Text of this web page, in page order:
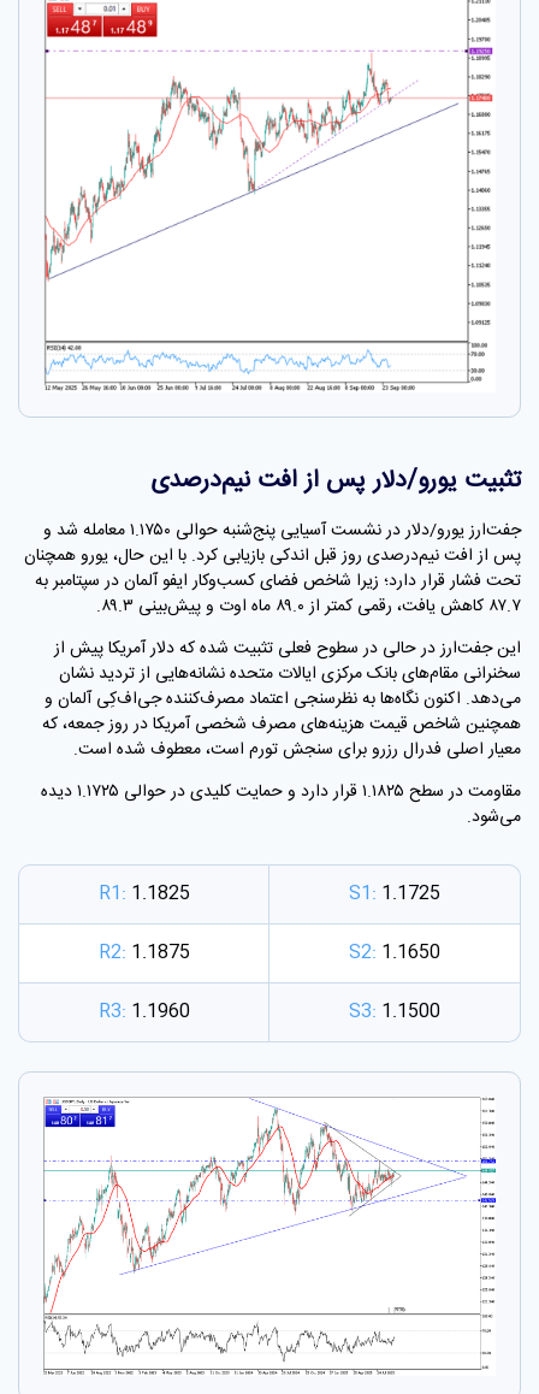
تثبیت یورو/دلار پس از افت نیم‌درصدی
جفت‌ارز یورو/دلار در نشست آسیایی پنج‌شنبه حوالی ۱.۱۷۵۰ معامله شد و
پس از افت نیم‌درصدی روز قبل اندکی بازیابی کرد. با این حال، یورو همچنان
تحت فشار قرار دارد؛ زیرا شاخص فضای کسب‌وکار ایفو آلمان در سپتامبر به
۸۷.۷ کاهش یافت، رقمی کمتر از ۸۹.۰ ماه اوت و پیش‌بینی ۸۹.۳.
این جفت‌ارز در حالی در سطوح فعلی تثبیت شده که دلار آمریکا پیش از
سخنرانی مقام‌های بانک مرکزی ایالات متحده نشانه‌هایی از تردید نشان
می‌دهد. اکنون نگاه‌ها به نظرسنجی اعتماد مصرف‌کننده جی‌اف‌کِی آلمان و
همچنین شاخص قیمت هزینه‌های مصرف شخصی آمریکا در روز جمعه، که
معیار اصلی فدرال رزرو برای سنجش تورم است، معطوف شده است.
مقاومت در سطح ۱.۱۸۲۵ قرار دارد و حمایت کلیدی در حوالی ۱.۱۷۲۵ دیده
می‌شود.
R1: 1.1825 S1: 1.1725
R2: 1.1875 S2: 1.1650
R3: 1.1960 S3: 1.1500